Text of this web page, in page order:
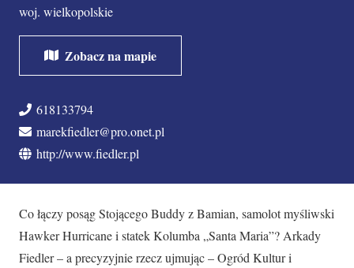
woj. wielkopolskie
Zobacz na mapie
618133794
marekfiedler@pro.onet.pl
http://www.fiedler.pl
Co łączy posąg Stojącego Buddy z Bamian, samolot myśliwski
Hawker Hurricane i statek Kolumba „Santa Maria”? Arkady
Fiedler – a precyzyjnie rzecz ujmując – Ogród Kultur i